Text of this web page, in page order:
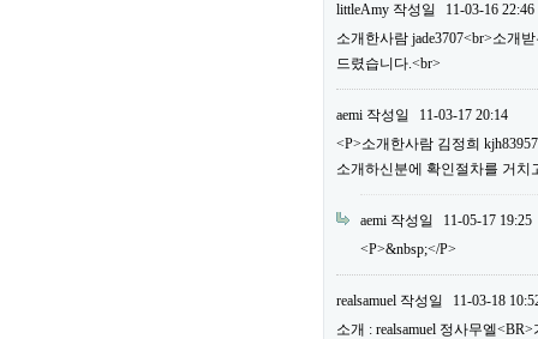
littleAmy 작성일
11-03-16 22:46
소개한사람 jade3707<br>소개
드렸습니다.<br>
aemi 작성일
11-03-17 20:14
<P>소개한사람 김정희
소개하신분에 확인절차를 거치
aemi 작성일
11-05-17 19:25
<P>&nbsp;</P>
realsamuel 작성일
11-03-18
소개 : realsamuel 정사무엘